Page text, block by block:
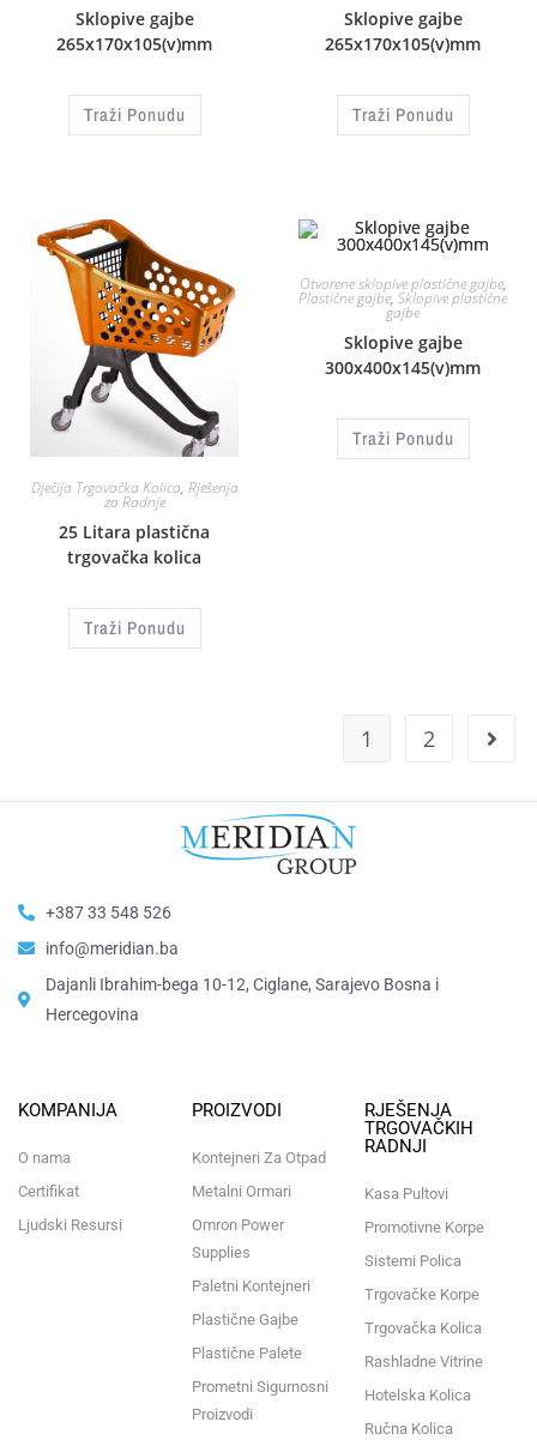
Sklopive gajbe
265x170x105(v)mm
Traži Ponudu
Sklopive gajbe
265x170x105(v)mm
Traži Ponudu
Dječija Trgovačka Kolica​, Rješenja
za Radnje
25 Litara plastična
trgovačka kolica
Traži Ponudu
Otvorene sklopive plastične gajbe,
Plastične gajbe, Sklopive plastične
gajbe
Sklopive gajbe
300x400x145(v)mm
Traži Ponudu
1 2
+387 33 548 526
info@meridian.ba
Dajanli Ibrahim-bega 10-12, Ciglane, Sarajevo Bosna i
Hercegovina​
KOMPANIJA
O nama
Certifikat
Ljudski Resursi
PROIZVODI
Kontejneri Za Otpad
Metalni Ormari
Omron Power
Supplies
Paletni Kontejneri
Plastične Gajbe
Plastične Palete
Prometni Sigurnosni
Proizvodi
RJEŠENJA
TRGOVAČKIH
RADNJI
Kasa Pultovi
Promotivne Korpe
Sistemi Polica
Trgovačke Korpe
Trgovačka Kolica
Rashladne Vitrine
Hotelska Kolica
Ručna Kolica